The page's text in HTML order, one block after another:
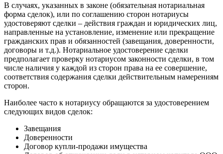
В случаях, указанных в законе (обязательная нотариальная
форма сделок), или по соглашению сторон нотариусы
удостоверяют сделки – действия граждан и юридических лиц,
направленные на установление, изменение или прекращение
гражданских прав и обязанностей (завещания, доверенности,
договоры и т.д.). Нотариальное удостоверение сделки
предполагает проверку нотариусом законности сделки, в том
числе наличия у каждой из сторон права на ее совершение,
соответствия содержания сделки действительным намерениям
сторон.
Наиболее часто к нотариусу обращаются за удостоверением
следующих видов сделок:
Завещания
Доверенности
Договор купли-продажи имущества